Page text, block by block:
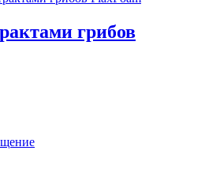
грибов